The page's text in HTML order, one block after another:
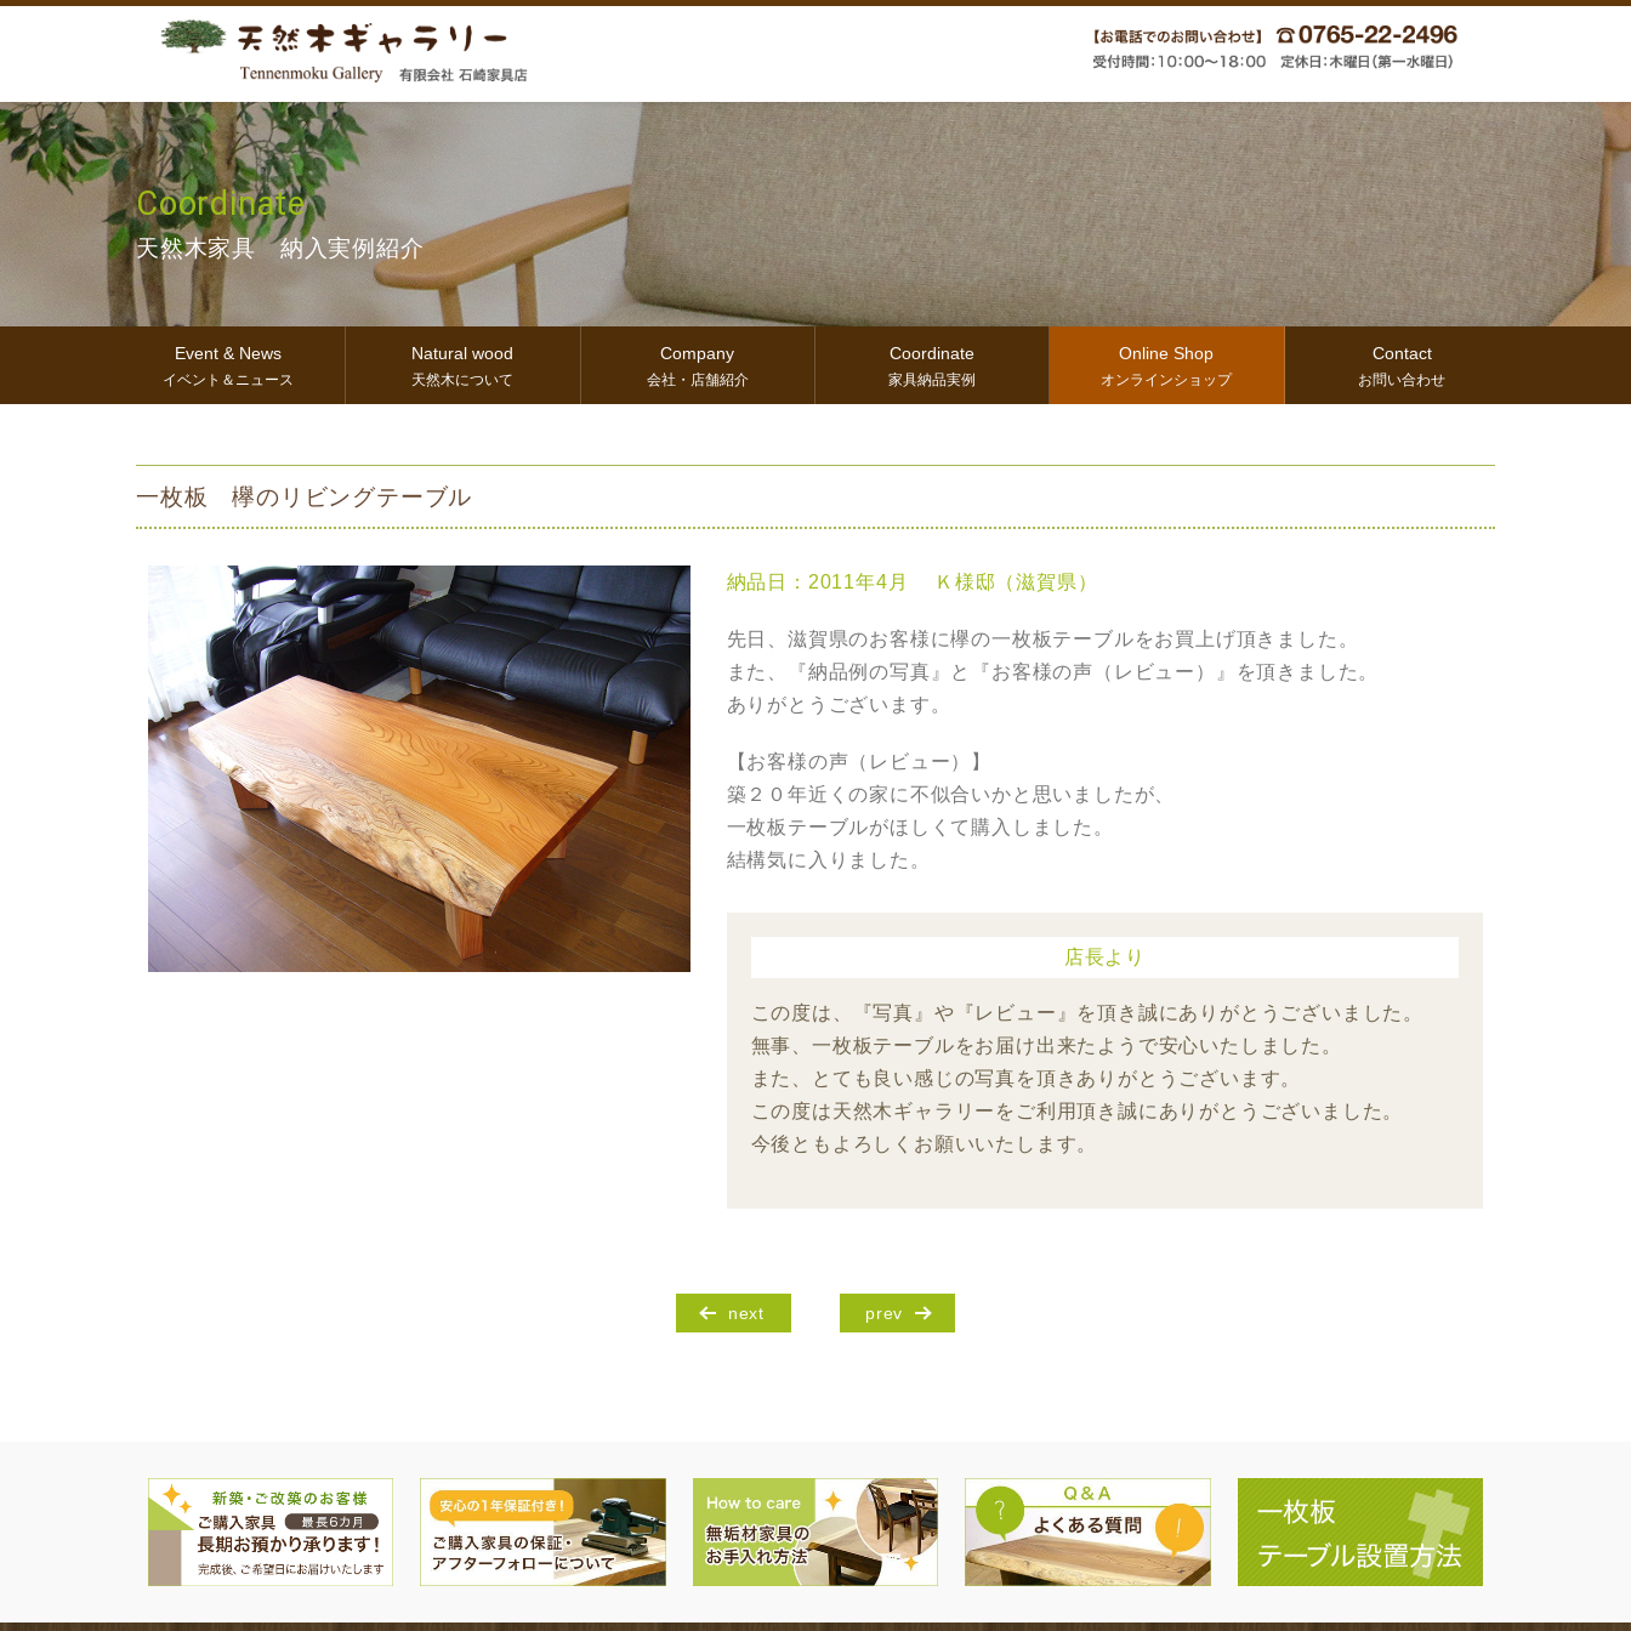
Coordinate
天然木家具 納入実例紹介
Event & News
イベント＆ニュース
Natural wood
天然木について
Company
会社・店舗紹介
Coordinate
家具納品実例
Online Shop
オンラインショップ
Contact
お問い合わせ
一枚板 欅のリビングテーブル
納品日：2011年4月 Ｋ様邸（滋賀県）
先日、滋賀県のお客様に欅の一枚板テーブルをお買上げ頂きました。
また、『納品例の写真』と『お客様の声（レビュー）』を頂きました。
ありがとうございます。
【お客様の声（レビュー）】
築２０年近くの家に不似合いかと思いましたが、
一枚板テーブルがほしくて購入しました。
結構気に入りました。
店長より
この度は、『写真』や『レビュー』を頂き誠にありがとうございました。
無事、一枚板テーブルをお届け出来たようで安心いたしました。
また、とても良い感じの写真を頂きありがとうございます。
この度は天然木ギャラリーをご利用頂き誠にありがとうございました。
今後ともよろしくお願いいたします。
next prev